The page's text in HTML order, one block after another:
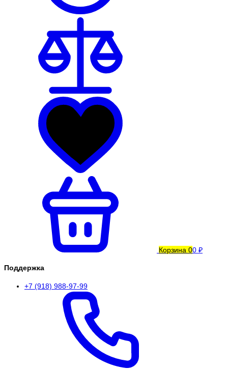
Корзина 00 ₽
Поддержка
+7 (918) 988-97-99